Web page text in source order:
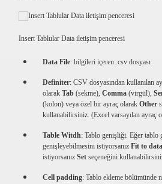
Insert Tablular Data iletişim penceresi
Data File: bilgileri içeren .csv dosyası
Definiter: CSV dosyasından kullanılan
olarak Tab (sekme), Comma (virgül),
(kolon) veya özel bir ayraç olarak Other
kullanabilirsiniz. (Excel varsayılan ayraç
Table Witdh: Tablo genişliği. Eğer
genişleyebilmesini istiyorsanız Fit to data
istiyorsanız Set seçeneğini
Cell padding: Tablo ekleme bölümünde